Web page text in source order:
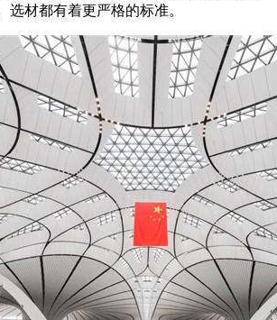
选材都有着更严格的标准。